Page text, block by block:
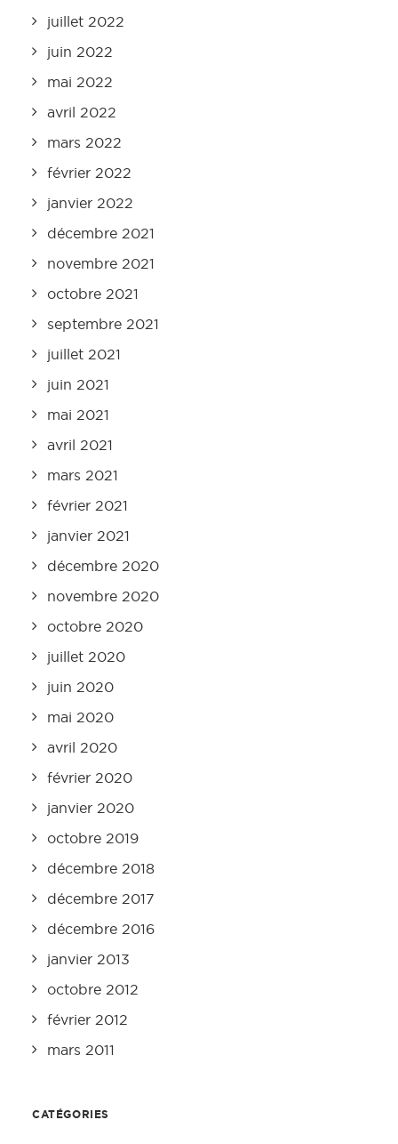
juillet 2022
juin 2022
mai 2022
avril 2022
mars 2022
février 2022
janvier 2022
décembre 2021
novembre 2021
octobre 2021
septembre 2021
juillet 2021
juin 2021
mai 2021
avril 2021
mars 2021
février 2021
janvier 2021
décembre 2020
novembre 2020
octobre 2020
juillet 2020
juin 2020
mai 2020
avril 2020
février 2020
janvier 2020
octobre 2019
décembre 2018
décembre 2017
décembre 2016
janvier 2013
octobre 2012
février 2012
mars 2011
CATÉGORIES